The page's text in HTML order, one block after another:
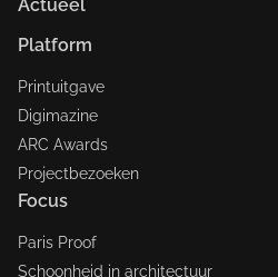
Actueel
Platform
Printuitgave
Digimazine
ARC Awards
Projectbezoeken
Focus
Paris Proof
Schoonheid in architectuur